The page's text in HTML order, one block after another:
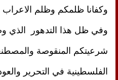
وكفانا ظلمكم وظلم الاعراب
الفلسطينية في التحرير